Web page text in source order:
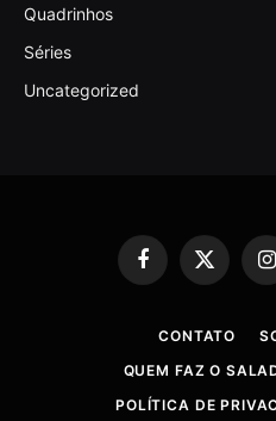
Quadrinhos
Séries
Uncategorized
Facebook
X
(Twitter)
CONTATO
QUEM FAZ O
POLÍTICA DE